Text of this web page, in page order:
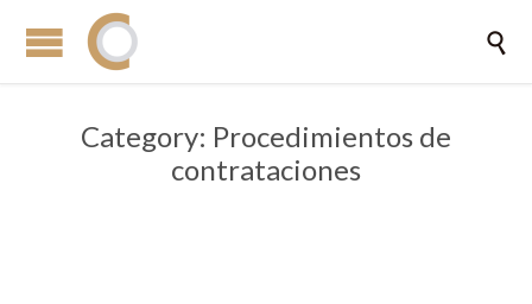

Category: Procedimientos de
contrataciones